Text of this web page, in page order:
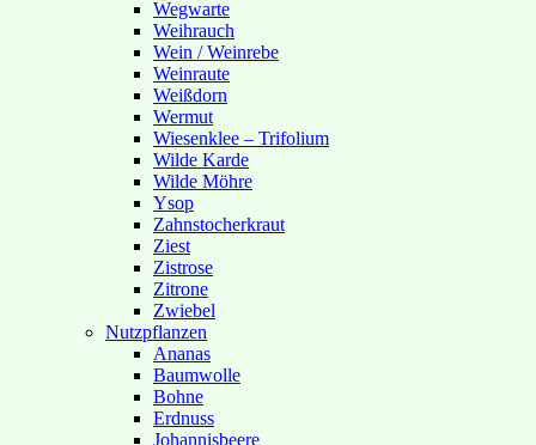
Wegwarte
Weihrauch
Wein / Weinrebe
Weinraute
Weißdorn
Wermut
Wiesenklee – Trifolium
Wilde Karde
Wilde Möhre
Ysop
Zahnstocherkraut
Ziest
Zistrose
Zitrone
Zwiebel
Nutzpflanzen
Ananas
Baumwolle
Bohne
Erdnuss
Johannisbeere